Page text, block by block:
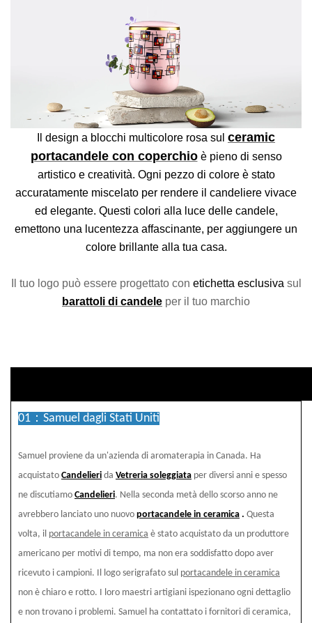
Il design a blocchi multicolore rosa sul ceramic
portacandele con coperchio è pieno di senso
artistico e creatività. Ogni pezzo di colore è stato
accuratamente miscelato per rendere il candeliere vivace
ed elegante. Questi colori alla luce delle candele,
emettono una lucentezza affascinante, per aggiungere un
colore brillante alla tua casa.
Il tuo logo può essere progettato con etichetta esclusiva sul
barattoli di candele per il tuo marchio
01：Samuel dagli Stati Uniti
Samuel proviene da un'azienda di aromaterapia in Canada. Ha
acquistato Candelieri da Vetreria soleggiata per diversi anni e spesso
ne discutiamo Candelieri. Nella seconda metà dello scorso anno ne
avrebbero lanciato uno nuovo portacandele in ceramica . Questa
volta, il portacandele in ceramica è stato acquistato da un produttore
americano per motivi di tempo, ma non era soddisfatto dopo aver
ricevuto i campioni. Il logo serigrafato sul portacandele in ceramica
non è chiaro e rotto. I loro maestri artigiani ispezionano ogni dettaglio
e non trovano i problemi. Samuel ha contattato i fornitori di ceramica,